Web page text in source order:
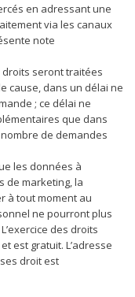
en adressant une
via les canaux
note
seront traitées
cause, dans un délai ne
; ce délai ne
que dans
de demandes
les données à
de marketing, la
à tout moment au
ne pourront plus
des droits
est gratuit. L’adresse
droit est